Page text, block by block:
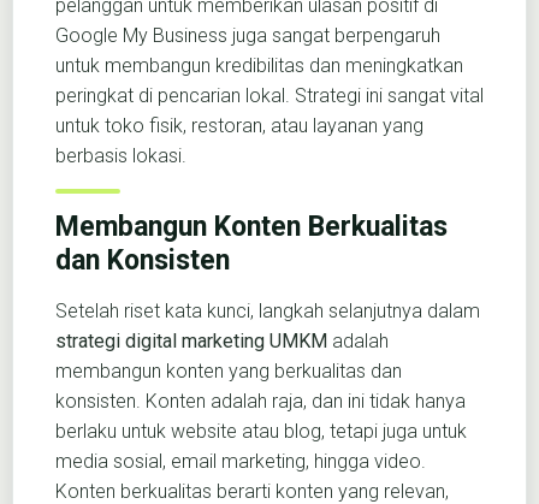
pelanggan untuk memberikan ulasan positif di
Google My Business juga sangat berpengaruh
untuk membangun kredibilitas dan meningkatkan
peringkat di pencarian lokal. Strategi ini sangat vital
untuk toko fisik, restoran, atau layanan yang
berbasis lokasi.
Membangun Konten Berkualitas
dan Konsisten
Setelah riset kata kunci, langkah selanjutnya dalam
strategi digital marketing UMKM adalah
membangun konten yang berkualitas dan
konsisten. Konten adalah raja, dan ini tidak hanya
berlaku untuk website atau blog, tetapi juga untuk
media sosial, email marketing, hingga video.
Konten berkualitas berarti konten yang relevan,